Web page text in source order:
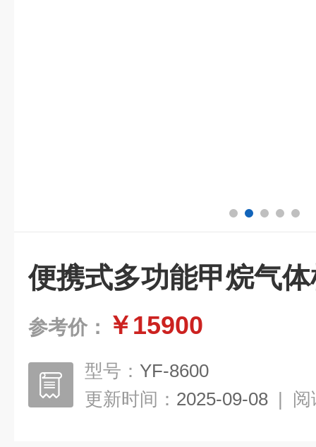
便携式多功能甲烷气
参考价： ￥15900
型号： YF-8600
更新时间： 2025-09-08 | 阅